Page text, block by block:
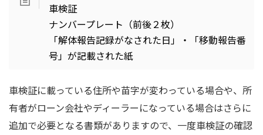
車検証
ナンバープレート（前後２枚）
「解体報告記録がなされた日」・「移動報告番
号」が記載された紙
車検証に載っている住所や苗字が変わっている場合や、所
有者がローン会社やディーラーになっている場合はさらに
追加で必要となる書類がありますので、一度車検証の確認